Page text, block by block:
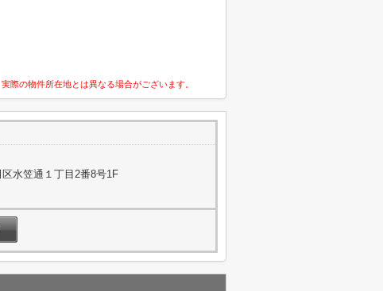
際の物件所在地とは異なる場合がございます。
水笠通１丁目2番8号1F